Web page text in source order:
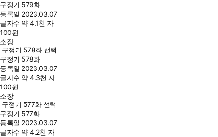
구정기 579화
등록일 2023.03.07
글자수 약 4.1천 자
100원
소장
구정기 578화 선택
구정기 578화
등록일 2023.03.07
글자수 약 4.3천 자
100원
소장
구정기 577화 선택
구정기 577화
등록일 2023.03.07
글자수 약 4.2천 자